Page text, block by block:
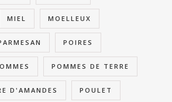
MIEL MOELLEUX
POIRES
POMMES DE TERRE
D'AMANDES POULET